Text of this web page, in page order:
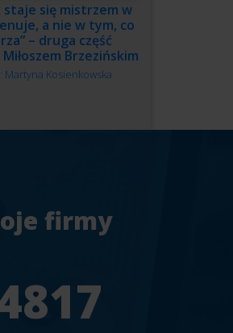
staje się mistrzem w
a nie w tym, co
– druga część
Brzezińskim
Martyna Kosienkowska
firmy